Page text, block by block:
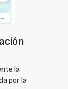
la
por la